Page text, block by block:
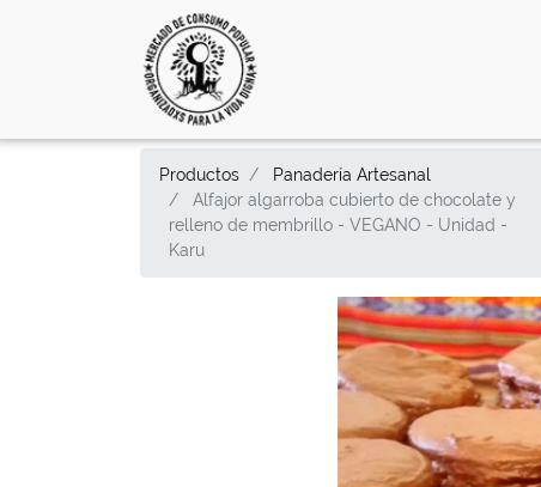
Productos
Panadería Artesanal
Alfajor algarroba cubierto de chocolate y
relleno de membrillo - VEGANO - Unidad -
Karu